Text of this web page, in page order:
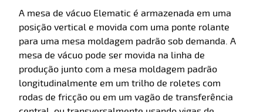
A mesa de vácuo Elematic é armazenada em uma
posição vertical e movida com uma ponte rolante
para uma mesa moldagem padrão sob demanda. A
mesa de vácuo pode ser movida na linha de
produção junto com a mesa moldagem padrão
longitudinalmente em um trilho de roletes com
rodas de fricção ou em um vagão de transferência